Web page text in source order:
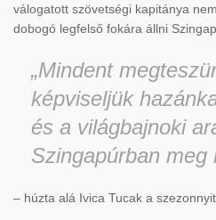
válogatott szövetségi kapitánya
dobogó legfelső fokára állni
„Mindent
képviseljük
és a világbajnoki
Szingapúrban meg
– húzta alá Ivica Tucak a